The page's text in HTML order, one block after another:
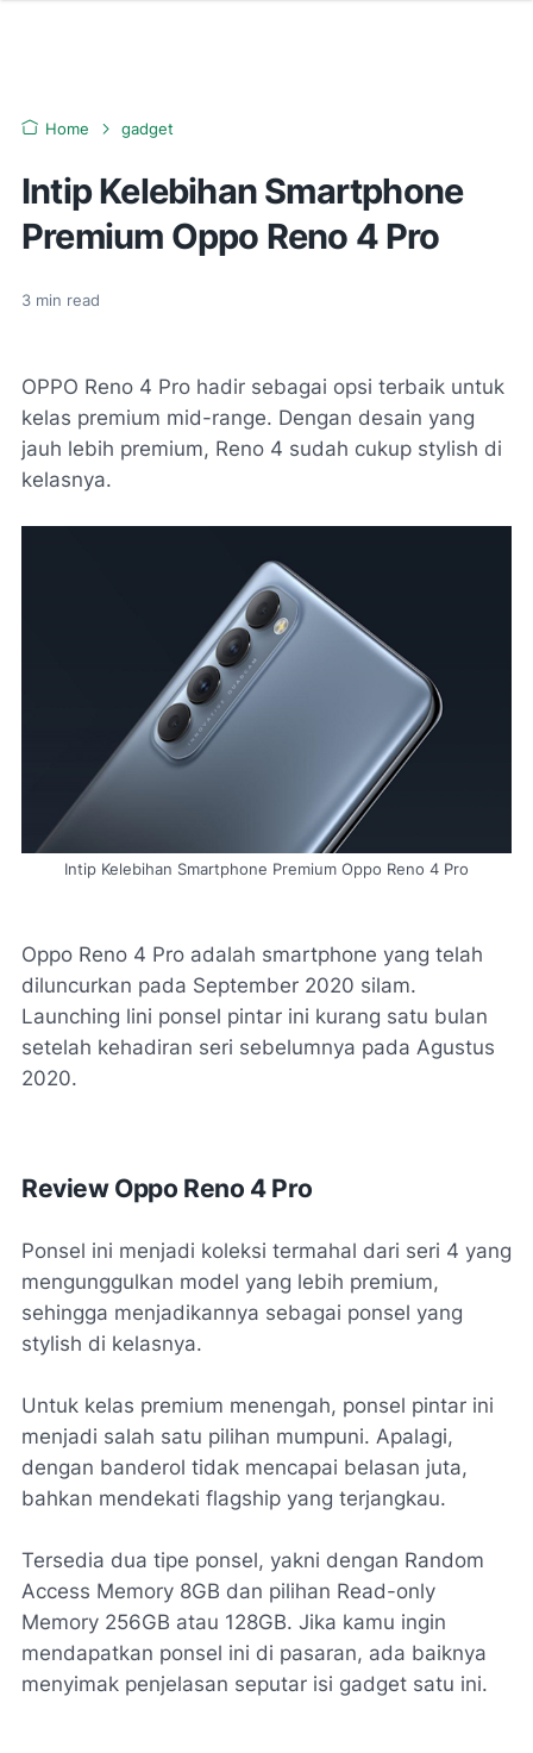
Home gadget
Intip Kelebihan Smartphone
Premium Oppo Reno 4 Pro
3 min read
OPPO Reno 4 Pro hadir sebagai opsi terbaik untuk
kelas premium mid-range. Dengan desain yang
jauh lebih premium, Reno 4 sudah cukup stylish di
kelasnya.
Intip Kelebihan Smartphone Premium Oppo Reno 4 Pro
Oppo Reno 4 Pro adalah smartphone yang telah
diluncurkan pada September 2020 silam.
Launching lini ponsel pintar ini kurang satu bulan
setelah kehadiran seri sebelumnya pada Agustus
2020.
Review Oppo Reno 4 Pro
Ponsel ini menjadi koleksi termahal dari seri 4 yang
mengunggulkan model yang lebih premium,
sehingga menjadikannya sebagai ponsel yang
stylish di kelasnya.
Untuk kelas premium menengah, ponsel pintar ini
menjadi salah satu pilihan mumpuni. Apalagi,
dengan banderol tidak mencapai belasan juta,
bahkan mendekati flagship yang terjangkau.
Tersedia dua tipe ponsel, yakni dengan Random
Access Memory 8GB dan pilihan Read-only
Memory 256GB atau 128GB. Jika kamu ingin
mendapatkan ponsel ini di pasaran, ada baiknya
menyimak penjelasan seputar isi gadget satu ini.